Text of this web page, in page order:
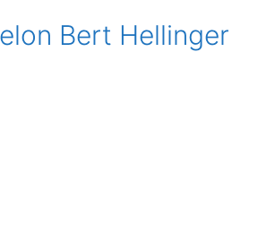
Bert Hellinger